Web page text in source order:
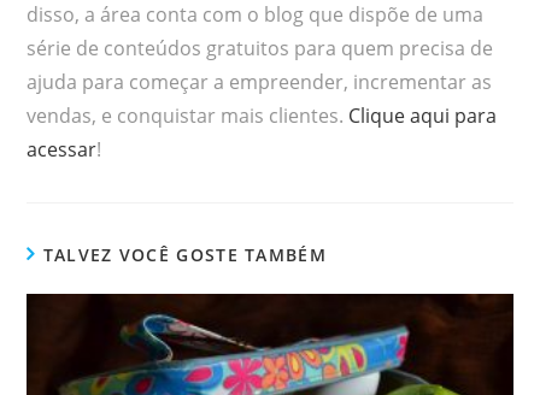
disso, a área conta com o blog que dispõe de uma
série de conteúdos gratuitos para quem precisa de
ajuda para começar a empreender, incrementar as
vendas, e conquistar mais clientes. Clique aqui para
acessar!
TALVEZ VOCÊ GOSTE TAMBÉM